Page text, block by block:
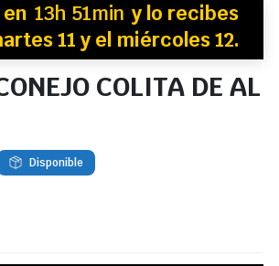
13h 51min y lo recibes
11 y el miércoles 12.
COLITA DE AL
Disponible